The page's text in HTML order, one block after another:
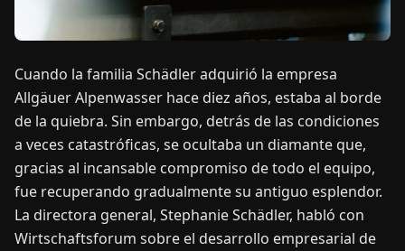
ENDEFRESITNLPLHU
CONTÁCTENOS
Cuando la familia Schädler adquirió la empresa
Allgäuer Alpenwasser hace diez años, estaba al borde
de la quiebra. Sin embargo, detrás de las condiciones
a veces catastróficas, se ocultaba un diamante que,
gracias al incansable compromiso de todo el equipo,
fue recuperando gradualmente su antiguo esplendor.
La directora general, Stephanie Schädler, habló con
Wirtschaftsforum sobre el desarrollo empresarial de